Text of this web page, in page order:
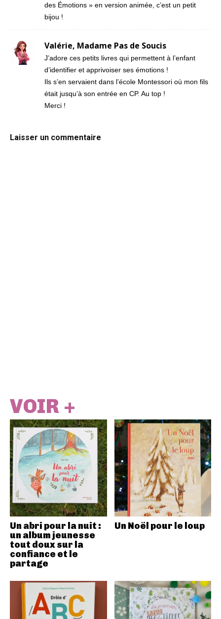
des Émotions » en version animée, c’est un petit
bijou !
Valérie, Madame Pas de Soucis
J’adore ces petits livres qui permettent à l’enfant
d’identifier et apprivoiser ses émotions !
Ils s’en servaient dans l’école Montessori où mon fils
était jusqu’à son entrée en CP. Au top !
Merci !
Laisser un commentaire
VOIR +
Un abri pour la nuit :
un album jeunesse
tout doux sur la
confiance et le
partage
Un Noël pour le loup